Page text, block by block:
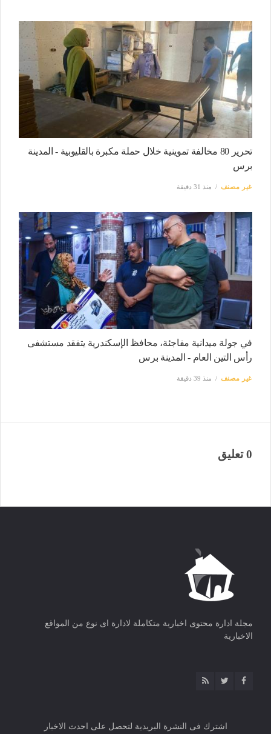
تحرير 80 مخالفة تموينية خلال حملة مكبرة بالقليوبية - المدينة
برس
غير مصنف منذ 31 دقيقة
في جولة ميدانية مفاجئة، محافظ الإسكندرية يتفقد مستشفى
رأس التين العام - المدينة برس
غير مصنف منذ 39 دقيقة
0 تعليق
مجلة ادارة محتوى اخبارية متكاملة لادارة اى نوع من المواقع
الاخبارية
اشترك فى النشرة البريدية لتحصل على احدث الاخبار